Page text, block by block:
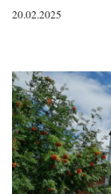
20.02.2025